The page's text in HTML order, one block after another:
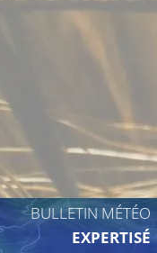
BULLETIN MÉTÉO
EXPERTISÉ